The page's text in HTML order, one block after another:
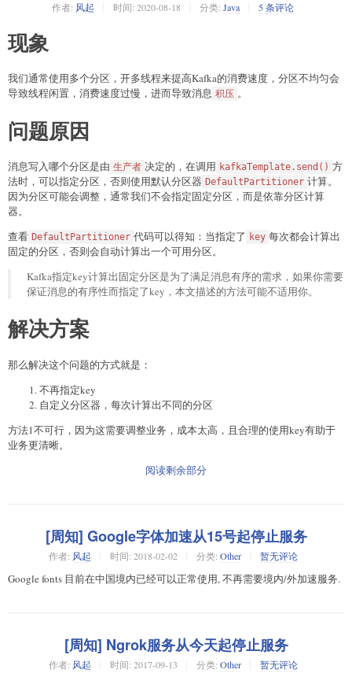
作者: 风起 时间: 2020-08-18 分类: Java 5 条评论
现象
我们通常使用多个分区，开多线程来提高Kafka的消费速度，分区不均匀会
导致线程闲置，消费速度过慢，进而导致消息 积压 。
问题原因
消息写入哪个分区是由 生产者 决定的，在调用 kafkaTemplate.send() 方
法时，可以指定分区，否则使用默认分区器 DefaultPartitioner 计算。
因为分区可能会调整，通常我们不会指定固定分区，而是依靠分区计算
器。
查看 DefaultPartitioner 代码可以得知：当指定了 key 每次都会计算出
固定的分区，否则会自动计算出一个可用分区。
Kafka指定key计算出固定分区是为了满足消息有序的需求，如果你需要
保证消息的有序性而指定了key，本文描述的方法可能不适用你。
解决方案
那么解决这个问题的方式就是：
不再指定key
自定义分区器，每次计算出不同的分区
方法1不可行，因为这需要调整业务，成本太高，且合理的使用key有助于
业务更清晰。
阅读剩余部分
[周知] Google字体加速从15号起停止服务
作者: 风起 时间: 2018-02-02 分类: Other 暂无评论
Google fonts 目前在中国境内已经可以正常使用, 不再需要境内/外加速服务.
[周知] Ngrok服务从今天起停止服务
作者: 风起 时间: 2017-09-13 分类: Other 暂无评论